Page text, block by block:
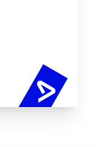
KI in der